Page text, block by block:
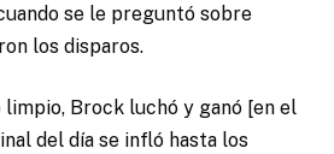
se le preguntó sobre
los disparos.
Brock luchó y ganó [en el
del día se infló hasta los